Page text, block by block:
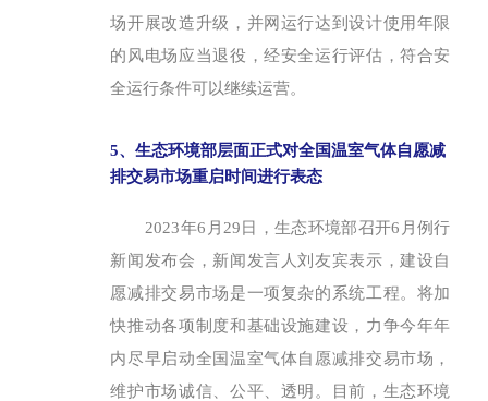
场开展改造升级，并网运行达到设计使用年限
的风电场应当退役，经安全运行评估，符合安
全运行条件可以继续运营。
5、生态环境部层面正式对全国温室气体自愿减
排交易市场重启时间进行表态
2023年6月29日，生态环境部召开6月例行
新闻发布会，新闻发言人刘友宾表示，建设自
愿减排交易市场是一项复杂的系统工程。将加
快推动各项制度和基础设施建设，力争今年年
内尽早启动全国温室气体自愿减排交易市场，
维护市场诚信、公平、透明。目前，生态环境